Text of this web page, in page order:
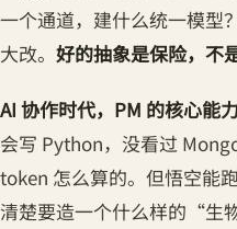
一个通道，建什么统一模型
大改。 好的抽象是保险，不
AI 协作时代，PM 的核心能
会写 Python，没看过
token 怎么算的。但悟空能
清楚要造一个什么样的“生